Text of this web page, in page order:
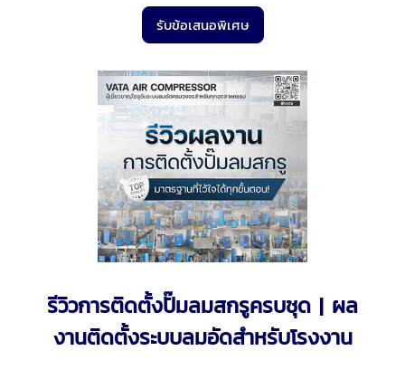
รับข้อเสนอพิเศษ
รีวิวการติดตั้งปั๊มลมสกรูครบชุด | ผล
งานติดตั้งระบบลมอัดสำหรับโรงงาน